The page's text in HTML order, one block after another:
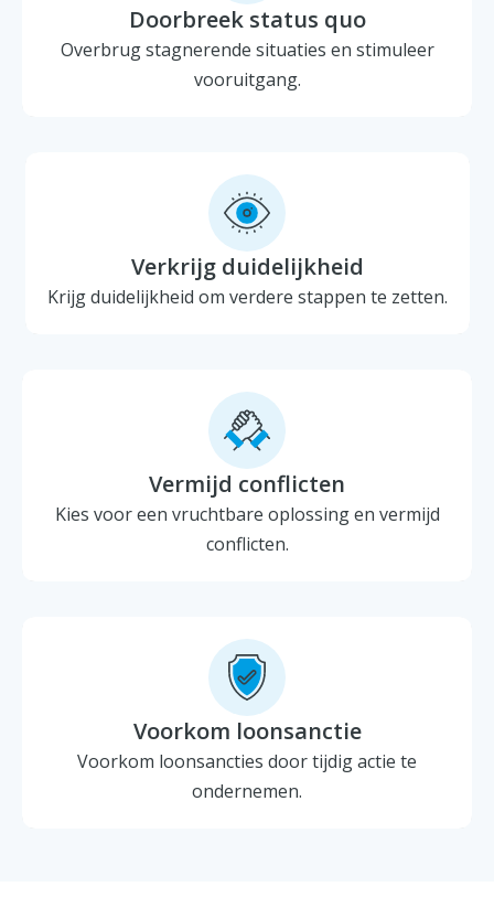
Doorbreek status quo
Overbrug stagnerende situaties en stimuleer
vooruitgang.
Verkrijg duidelijkheid
Krijg duidelijkheid om verdere stappen te zetten.
Vermijd conflicten
Kies voor een vruchtbare oplossing en vermijd
conflicten.
Voorkom loonsanctie
Voorkom loonsancties door tijdig actie te
ondernemen.